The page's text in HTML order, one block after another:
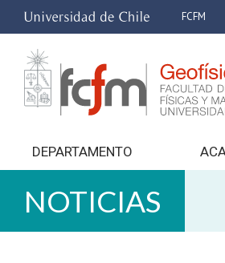
FCFM
DEPARTAMENTO
NOTICIAS